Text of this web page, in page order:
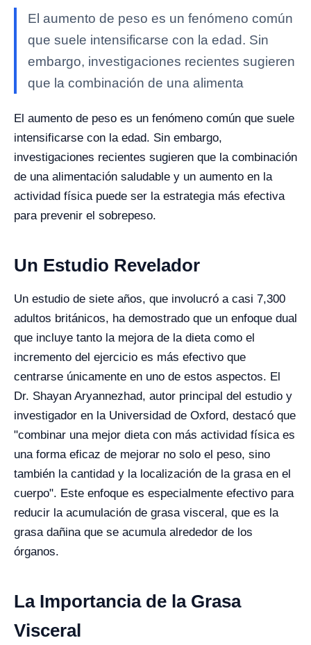
El aumento de peso es un fenómeno común
que suele intensificarse con la edad. Sin
embargo, investigaciones recientes sugieren
que la combinación de una alimenta
El aumento de peso es un fenómeno común que suele
intensificarse con la edad. Sin embargo,
investigaciones recientes sugieren que la combinación
de una alimentación saludable y un aumento en la
actividad física puede ser la estrategia más efectiva
para prevenir el sobrepeso.
Un Estudio Revelador
Un estudio de siete años, que involucró a casi 7,300
adultos británicos, ha demostrado que un enfoque dual
que incluye tanto la mejora de la dieta como el
incremento del ejercicio es más efectivo que
centrarse únicamente en uno de estos aspectos. El
Dr. Shayan Aryannezhad, autor principal del estudio y
investigador en la Universidad de Oxford, destacó que
"combinar una mejor dieta con más actividad física es
una forma eficaz de mejorar no solo el peso, sino
también la cantidad y la localización de la grasa en el
cuerpo". Este enfoque es especialmente efectivo para
reducir la acumulación de grasa visceral, que es la
grasa dañina que se acumula alrededor de los
órganos.
La Importancia de la Grasa
Visceral